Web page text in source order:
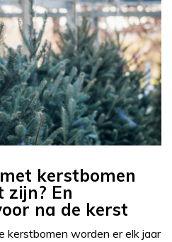
kerstbomen
zijn? En
na de kerst
kerstbomen worden er elk jaar